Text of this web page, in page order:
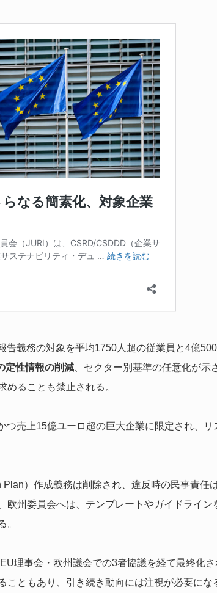
告義務の対象を平均1750人超の従業員と4億
定性情報の削減、セクター別基準の任意化が示
めることも禁止される。
つ売上15億ユーロ超の巨大企業に限定され、リ
Plan）作成義務は削除され、違反時の民事責任
欧州委員会へは、テンプレートやガイドライ
。
理事会・欧州議会での3者協議を経て最終化
こともあり、引き続き動向には注視が必要にな